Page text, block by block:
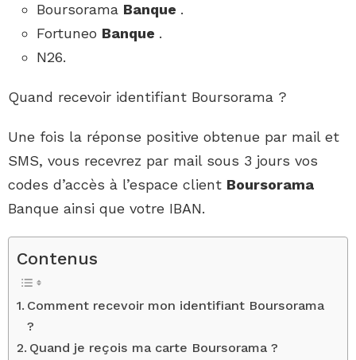
Boursorama Banque .
Fortuneo Banque .
N26.
Quand recevoir identifiant Boursorama ?
Une fois la réponse positive obtenue par mail et
SMS, vous recevrez par mail sous 3 jours vos
codes d’accès à l’espace client Boursorama
Banque ainsi que votre IBAN.
Contenus
Comment recevoir mon identifiant Boursorama
?
Quand je reçois ma carte Boursorama ?